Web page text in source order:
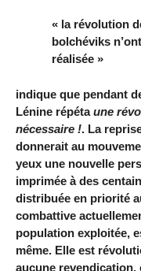
« la révolution
bolchéviks
réalisée »
indique que pendant
Lénine répétaune
nécessaire !. La
donnerait au
yeux une nouvelle
imprimée à des
distribuée en priorité
combattive
population exploitée,
même. Elle est
aucune revendication,